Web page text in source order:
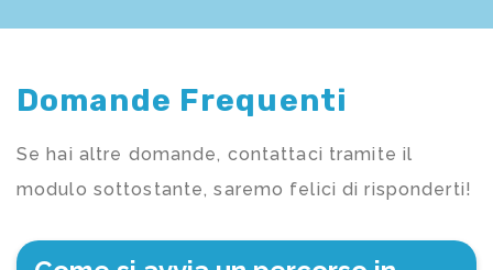
Domande Frequenti
Se hai altre domande, contattaci tramite il
modulo sottostante, saremo felici di risponderti!